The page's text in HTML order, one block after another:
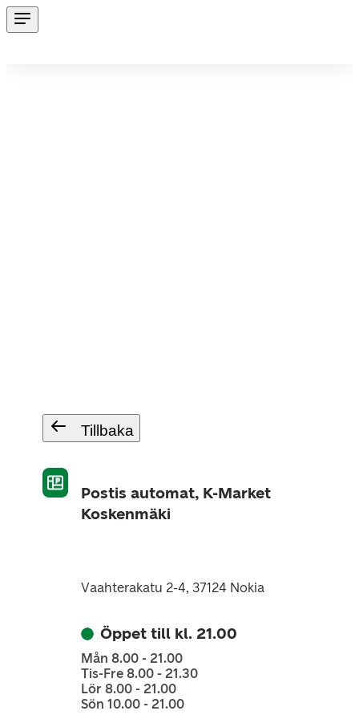
Tillbaka
Postis automat, K-Market
Koskenmäki
Vaahterakatu 2-4, 37124 Nokia
Öppet till kl. 21.00
Mån 8.00 - 21.00
Tis-Fre 8.00 - 21.30
Lör 8.00 - 21.00
Sön 10.00 - 21.00